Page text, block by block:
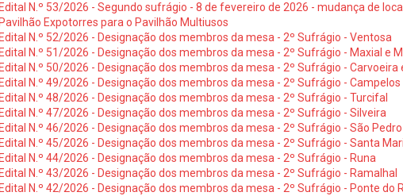
Edital N.º 53/2026 - Segundo sufrágio - 8 de fevereiro de 2026 - mudança de
Pavilhão Expotorres para o Pavilhão Multiusos
Edital N.º 52/2026 - Designação dos membros da mesa - 2º Sufrágio - Ventosa
Edital N.º 51/2026 - Designação dos membros da mesa - 2º Sufrágio - Maxial e
Edital N.º 50/2026 - Designação dos membros da mesa - 2º Sufrágio - Carvoeira
Edital N.º 49/2026 - Designação dos membros da mesa - 2º Sufrágio -
Edital N.º 48/2026 - Designação dos membros da mesa - 2º Sufrágio - Turcifal
Edital N.º 47/2026 - Designação dos membros da mesa - 2º Sufrágio - Silveira
Edital N.º 46/2026 - Designação dos membros da mesa - 2º Sufrágio - São
Edital N.º 45/2026 - Designação dos membros da mesa - 2º Sufrágio - Santa
Edital N.º 44/2026 - Designação dos membros da mesa - 2º Sufrágio - Runa
Edital N.º 43/2026 - Designação dos membros da mesa - 2º Sufrágio - Ramalhal
Edital N.º 42/2026 - Designação dos membros da mesa - 2º Sufrágio - Ponte do